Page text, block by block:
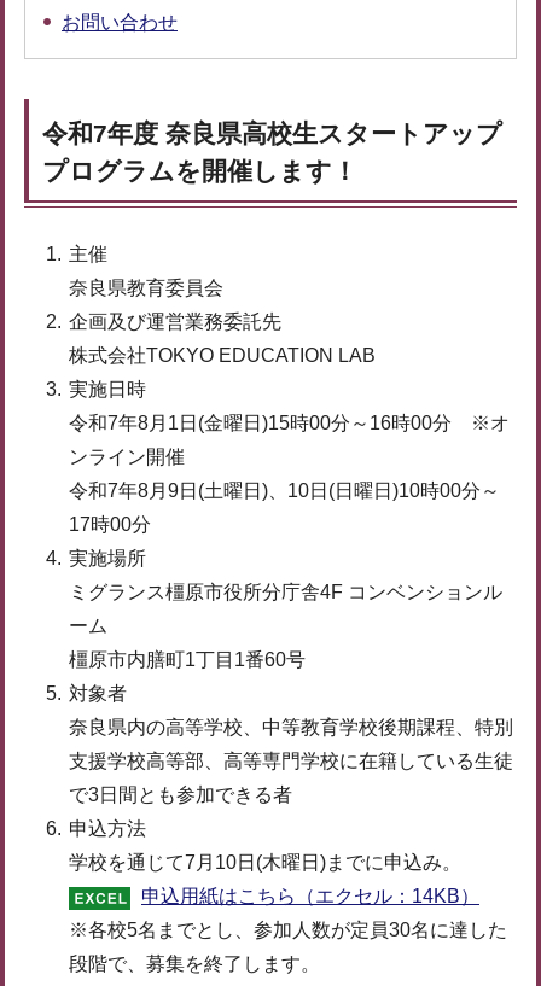
お問い合わせ
令和7年度 奈良県高校生スタートアップ
プログラムを開催します！
主催
奈良県教育委員会
企画及び運営業務委託先
株式会社TOKYO EDUCATION LAB
実施日時
令和7年8月1日(金曜日)15時00分～16時00分 ※オ
ンライン開催
令和7年8月9日(土曜日)、10日(日曜日)10時00分～
17時00分
実施場所
ミグランス橿原市役所分庁舎4F コンベンションル
ーム
橿原市内膳町1丁目1番60号
対象者
奈良県内の高等学校、中等教育学校後期課程、特別
支援学校高等部、高等専門学校に在籍している生徒
で3日間とも参加できる者
申込方法
学校を通じて7月10日(木曜日)までに申込み。
申込用紙はこちら（エクセル：14KB）
※各校5名までとし、参加人数が定員30名に達した
段階で、募集を終了します。